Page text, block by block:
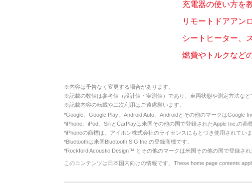
充電器の使い方を
リモートドアアン
シートヒーター、
燃費やトルクなど
※内容は予告なく変更する場合があります。
※記載の数値は参考値（設計値・実測値）であり、車両状態や測定方法など
※記載内容の転載や二次利用はご遠慮願います。
*Google、Google Play、Android Auto、Androidとその他のマークはGoogle
*iPhone、iPod、SiriとCarPlayは米国その他の国で登録されたApple Inc.の商
*iPhoneの商標は、アイホン株式会社のライセンスにもとづき使用されていま
*Bluetoothは米国Bluetooth SIG Inc.の登録商標です。
*Rockford Acoustic Design™ とその他のマークは米国その他の国で登録され
このコンテンツは日本国内向けの情報です。These home page contents